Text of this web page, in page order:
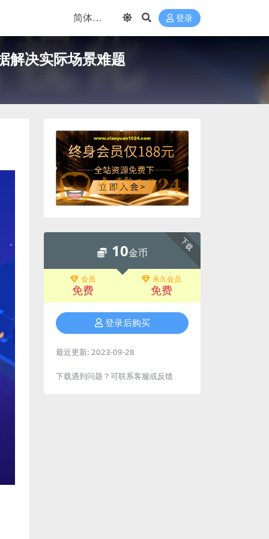
登录
解决实际场景难题
下载
10金币
会员
免费
永久会员
免费
登录后购买
最近更新: 2023-09-28
下载遇到问题？可联系客服或反馈